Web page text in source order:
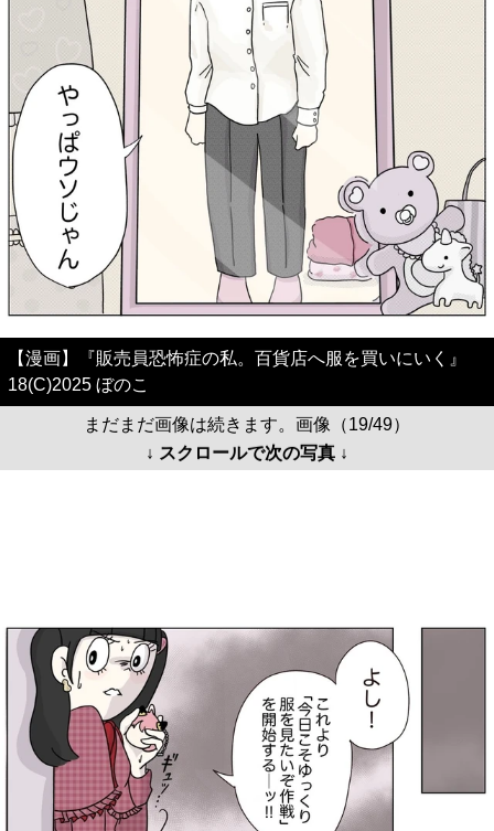
【漫画】『販売員恐怖症の私。百貨店へ服を買いにいく』
18(C)2025 ぼのこ
まだまだ画像は続きます。画像（19/49）
↓ スクロールで次の写真 ↓